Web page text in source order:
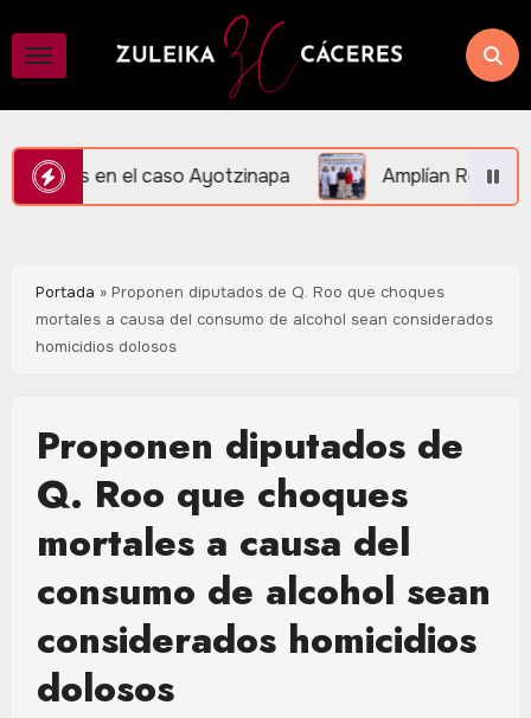
contenido
Ayotzinapa Amplían Red de Videovigilancia en
Portada » Proponen diputados de Q. Roo que choques
mortales a causa del consumo de alcohol sean considerados
homicidios dolosos
Proponen diputados de
Q. Roo que choques
mortales a causa del
consumo de alcohol sean
considerados homicidios
dolosos